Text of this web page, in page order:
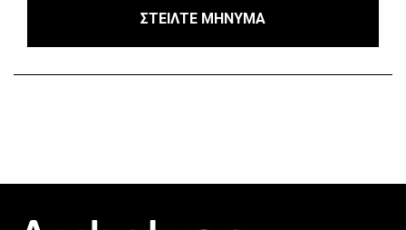
ΣΤΕΙΛΤΕ ΜΗΝΥΜΑ